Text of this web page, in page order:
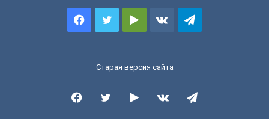
FacebookTwitterGoogle vk.comTelegram
Старая версия сайта
FacebookTwitterGoogle vk.comTelegram